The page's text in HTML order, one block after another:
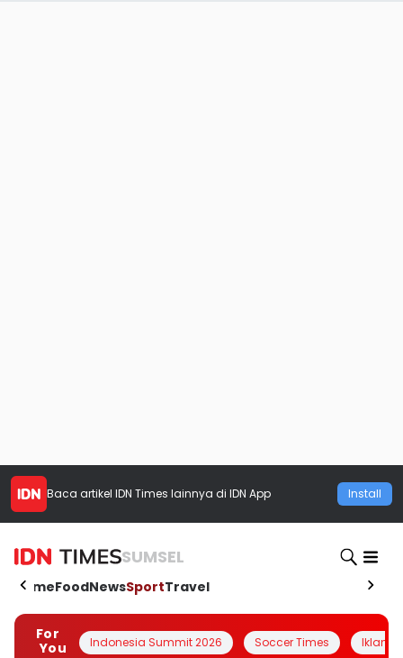
Baca artikel IDN Times lainnya di IDN App Install
SUMSEL
HomeFoodNewsSportTravel
For
You
Indonesia Summit 2026 Soccer Times Iklanin